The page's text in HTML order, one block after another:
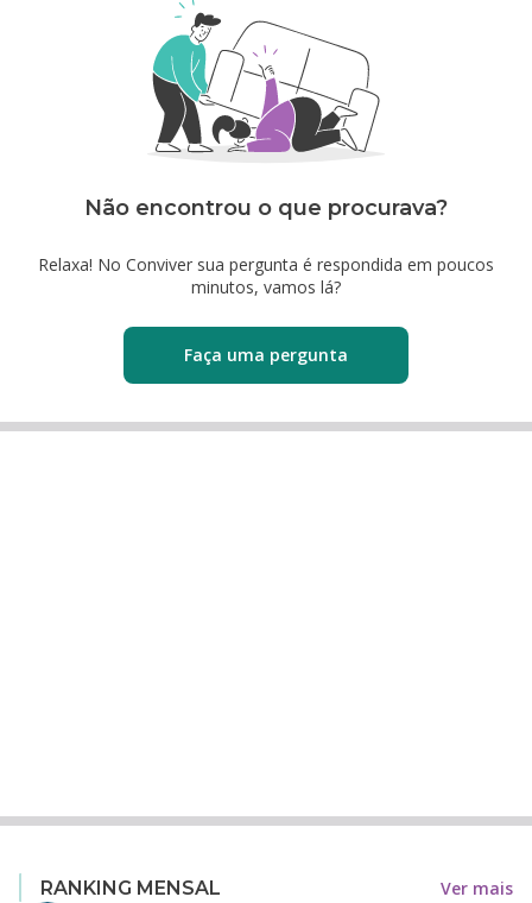
Não encontrou o que procurava?
Relaxa! No Conviver sua pergunta é respondida em poucos
minutos, vamos lá?
Faça uma pergunta
RANKING MENSAL Ver mais